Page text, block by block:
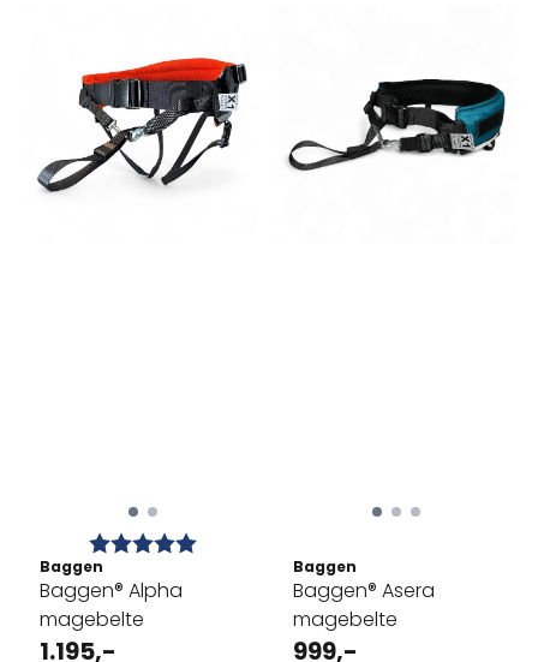
Karakter: 5.0 av 5 mulige
Baggen
Baggen® Alpha
magebelte
1.195,-
Baggen
Baggen® Asera
magebelte
999,-